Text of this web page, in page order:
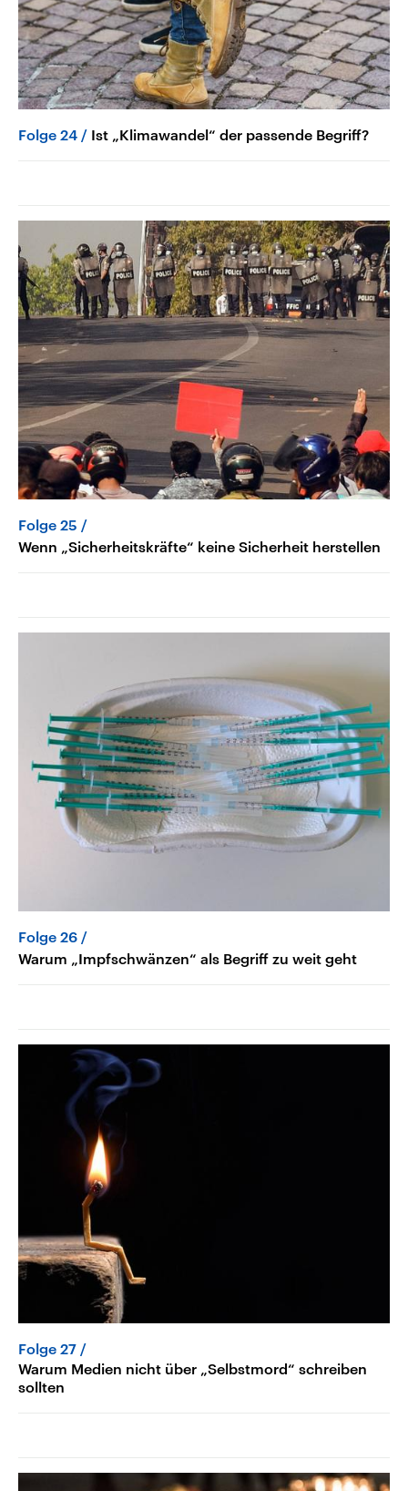
Folge 24 Ist „Klimawandel“ der passende Begriff?
Folge 25
Wenn „Sicherheitskräfte“ keine Sicherheit herstellen
Folge 26
Warum „Impfschwänzen“ als Begriff zu weit geht
Folge 27
Warum Medien nicht über „Selbstmord“ schreiben
sollten